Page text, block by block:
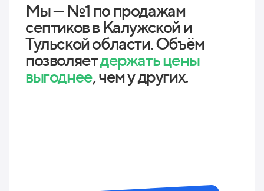
Мы — №1 по продажам
септиков в Калужской и
Тульской области. Объём
позволяетдержать цены
выгоднее, чем у других.